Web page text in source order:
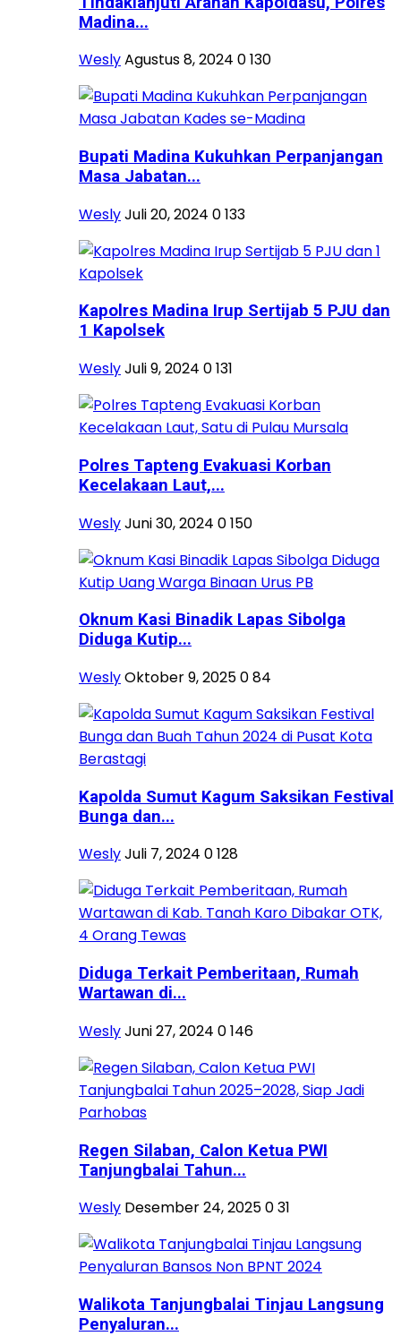
Madina...
WeslyAgustus 8, 2024 0130
Bupati Madina Kukuhkan Perpanjangan
Masa Jabatan...
WeslyJuli 20, 2024 0133
Kapolres Madina Irup Sertijab 5 PJU dan
1 Kapolsek
WeslyJuli 9, 2024 0131
Polres Tapteng Evakuasi Korban
Kecelakaan Laut,...
WeslyJuni 30, 2024 0150
Oknum Kasi Binadik Lapas Sibolga
Diduga Kutip...
WeslyOktober 9, 2025084
Kapolda Sumut Kagum Saksikan Festival
Bunga dan...
WeslyJuli 7, 2024 0128
Diduga Terkait Pemberitaan, Rumah
Wartawan di...
WeslyJuni 27, 2024 0146
Regen Silaban, Calon Ketua PWI
Tanjungbalai Tahun...
Wesly Desember 24, 2025031
Walikota Tanjungbalai Tinjau Langsung
Penyaluran...